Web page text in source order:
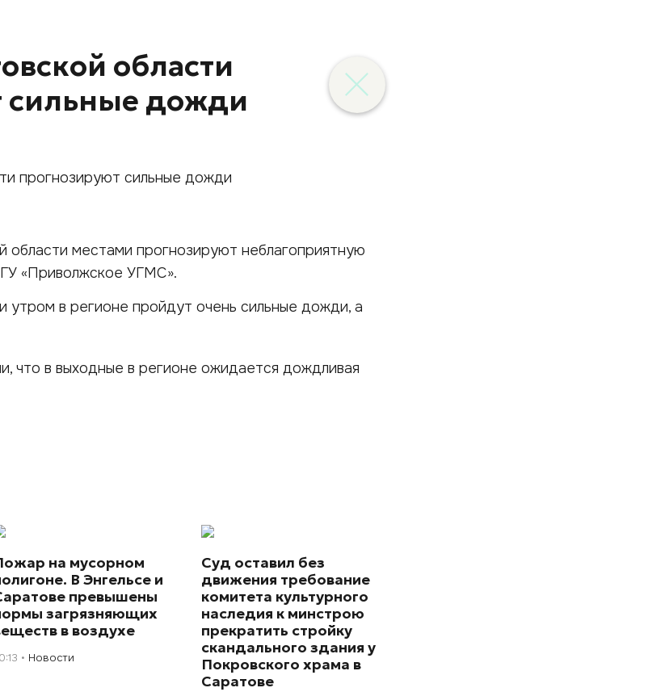
области
сильные дожди
области местами прогнозируют неблагоприятную
«Приволжское УГМС».
утром в регионе пройдут очень сильные дожди, а
что в выходные в регионе ожидается дождливая
на мусорном
В Энгельсе и
превышены
загрязняющих
в воздухе
Новости
Суд оставил без
движения требование
комитета культурного
наследия к минстрою
прекратить стройку
скандального здания у
Покровского храма в
Саратове